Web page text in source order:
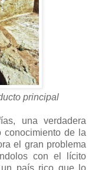
principal
una verdadera
conocimiento de la
el gran problema
con el lícito
país rico que lo